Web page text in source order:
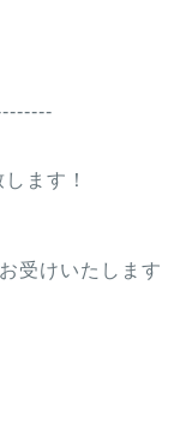
ます！
受けいたします